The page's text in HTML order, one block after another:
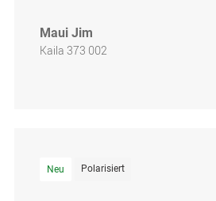
Maui Jim
Kaila 373 002
Neu Polarisiert